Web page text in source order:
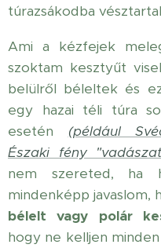
túrazsákodba
Ami a kézfejek
szoktam kesztyűt
belülről béleltek és
egy hazai téli túra
esetén (például
Északi fény
nem szereted, ha
mindenképp javaslom,
bélelt vagy polár
hogy ne kelljen